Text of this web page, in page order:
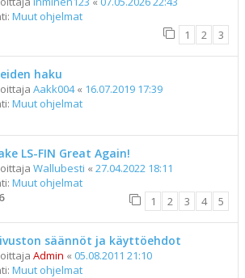
Muut ohjelmat
1 2 3
haku
Aakk004« 16.07.2019 17:39
Muut ohjelmat
LS-FIN Great Again!
Wallubesti « 27.04.2022 18:11
Muut ohjelmat
1 2 3 4 5
säännöt ja käyttöehdot
Admin « 05.08.2011 21:10
Muut ohjelmat